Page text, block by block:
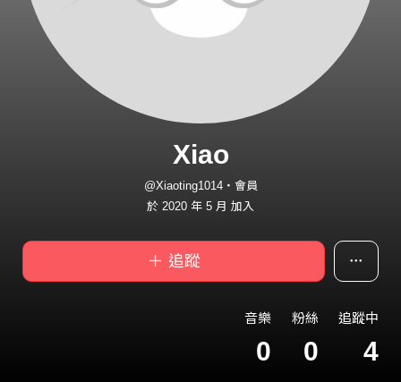
Xiao
@Xiaoting1014・會員
於 2020 年 5 月 加入
＋ 追蹤
音樂
0
粉絲
0
追蹤中
4